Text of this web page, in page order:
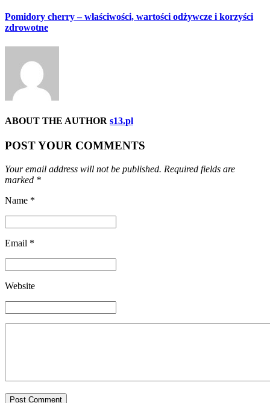
Pomidory cherry – właściwości, wartości odżywcze i korzyści
zdrowotne
ABOUT THE AUTHOR s13.pl
POST YOUR COMMENTS
Your email address will not be published. Required fields are
marked *
Name *
Email *
Website